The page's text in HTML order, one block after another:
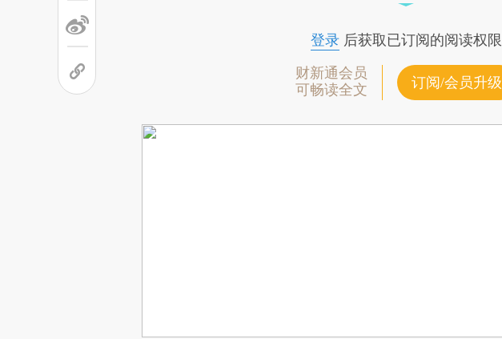
登录后获取已订阅的阅读权限
财新通会员
可畅读全文
订阅/会员升级